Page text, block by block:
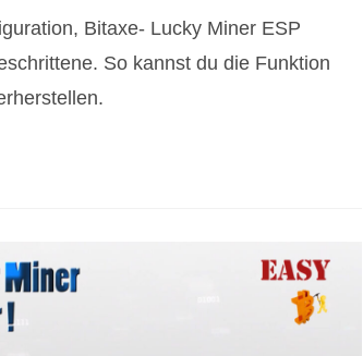
Bitaxe- Lucky Miner ESP
So kannst du die Funktion